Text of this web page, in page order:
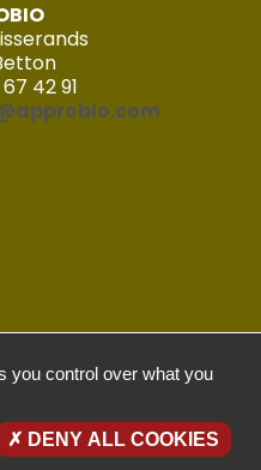
42 91
you control over what you
DENY ALL COOKIES